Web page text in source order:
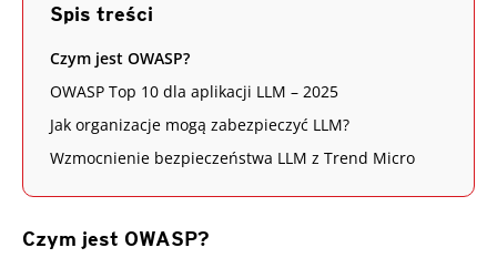
Spis treści
Czym jest OWASP?
OWASP Top 10 dla aplikacji LLM – 2025
Jak organizacje mogą zabezpieczyć LLM?
Wzmocnienie bezpieczeństwa LLM z Trend Micro
Czym jest OWASP?